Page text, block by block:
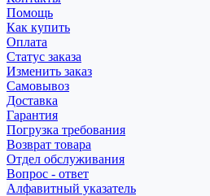
Помощь
Как купить
Оплата
Статус заказа
Изменить заказ
Самовывоз
Доставка
Гарантия
Погрузка требования
Возврат товара
Отдел обслуживания
Вопрос - ответ
Алфавитный указатель